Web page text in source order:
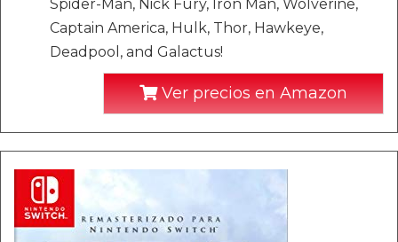
Spider-Man, Nick Fury, Iron Man, Wolverine,
Captain America, Hulk, Thor, Hawkeye,
Deadpool, and Galactus!
Ver precios en Amazon